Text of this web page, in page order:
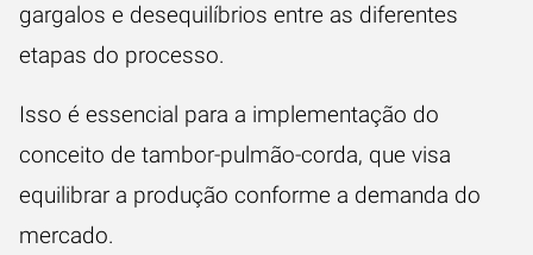
gargalos e desequilíbrios entre as diferentes
etapas do processo.
Isso é essencial para a implementação do
conceito de tambor-pulmão-corda, que visa
equilibrar a produção conforme a demanda do
mercado.